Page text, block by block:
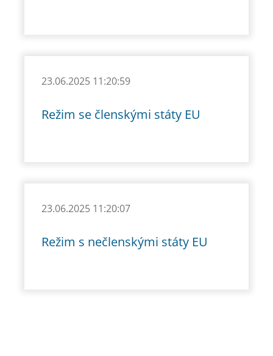
23.06.2025 11:20:59
Režim se členskými státy EU
23.06.2025 11:20:07
Režim s nečlenskými státy EU